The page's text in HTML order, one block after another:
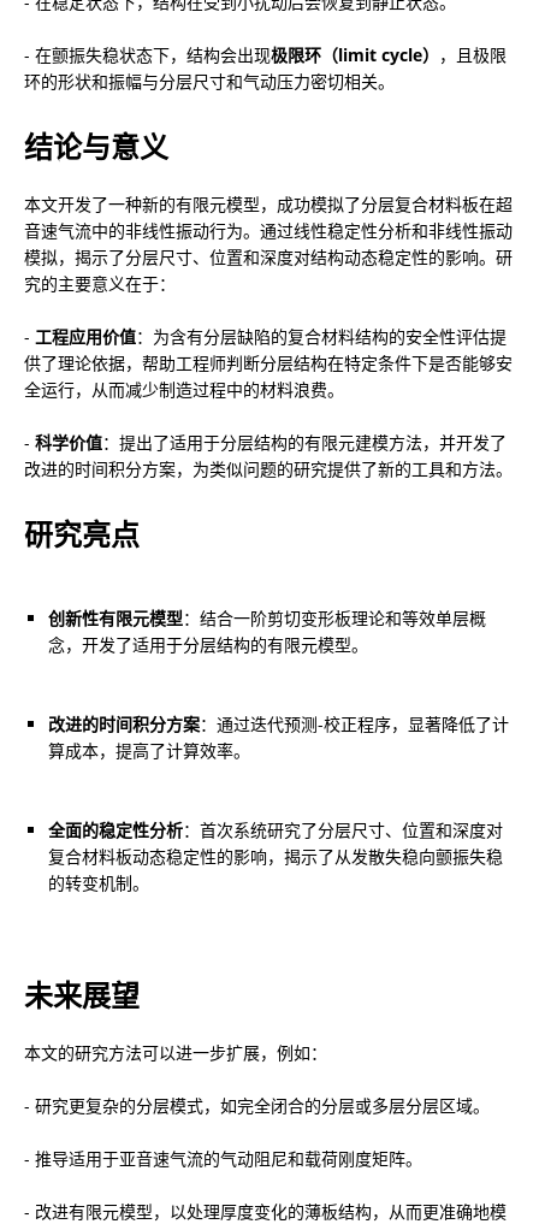
- 在颤振失稳状态下，结构会出现极限环（limit cycle） ，且极限
环的形状和振幅与分层尺寸和气动压力密切相关。
结论与意义
本文开发了一种新的有限元模型，成功模拟了分层复合材料板在超
音速气流中的非线性振动行为。通过线性稳定性分析和非线性振动
模拟，揭示了分层尺寸、位置和深度对结构动态稳定性的影响。研
究的主要意义在于：
- 工程应用价值：为含有分层缺陷的复合材料结构的安全性评估提
供了理论依据，帮助工程师判断分层结构在特定条件下是否能够安
全运行，从而减少制造过程中的材料浪费。
- 科学价值：提出了适用于分层结构的有限元建模方法，并开发了
改进的时间积分方案，为类似问题的研究提供了新的工具和方法。
研究亮点
创新性有限元模型：结合一阶剪切变形板理论和等效单层概
念，开发了适用于分层结构的有限元模型。
改进的时间积分方案：通过迭代预测-校正程序，显著降低了计
算成本，提高了计算效率。
全面的稳定性分析：首次系统研究了分层尺寸、位置和深度对
复合材料板动态稳定性的影响，揭示了从发散失稳向颤振失稳
的转变机制。
未来展望
本文的研究方法可以进一步扩展，例如：
- 研究更复杂的分层模式，如完全闭合的分层或多层分层区域。
- 推导适用于亚音速气流的气动阻尼和载荷刚度矩阵。
- 改进有限元模型，以处理厚度变化的薄板结构，从而更准确地模